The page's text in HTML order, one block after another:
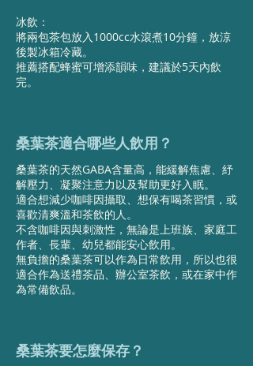
冰飲：
將兩包茶包放入1000cc水滾煮10分鐘，放涼
後製冰箱冷藏。
推薦搭配蜂蜜可增添韻味，建議於5天內飲
完。
桑葉茶適合哪些人飲用？
桑葉茶的天然GABA含量高，能緩解焦慮、紓
解壓力、凝聚注意力以及幫助更好入眠。
適合想減少咖啡因攝取、想保有喝茶習慣，或
喜歡清爽溫和茶飲的人。
不含咖啡因與刺激性，無論是上班族、家庭工
作者、長輩、幼兒都能安心飲用。
無負擔的桑葉茶可以作為日常飲用，所以也很
適合作為送禮茶品、辦公室茶飲，或在家中作
為常備飲品。
桑葉茶要怎麼保存？